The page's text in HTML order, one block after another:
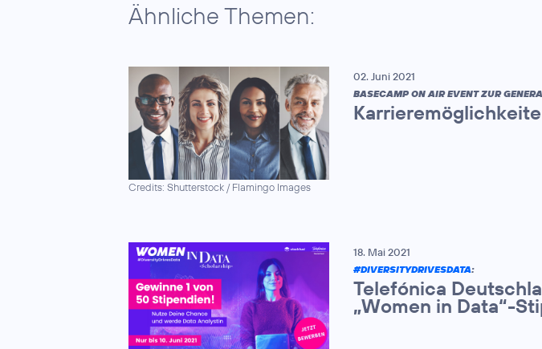
Ähnliche Themen:
Credits: Shutterstock / Flamingo Images
02. Juni 2021
BASECAMP ON AIR EVENT ZUR
18. Mai 2021
#DIVERSITYDRIVESDATA:
Telefónica
„Women in Data“-